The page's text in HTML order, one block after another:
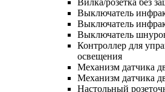
Выключатель
Выключатель
Выключатель
Контроллер для
освещения
Механизм датчика
Механизм датчика
Настольный